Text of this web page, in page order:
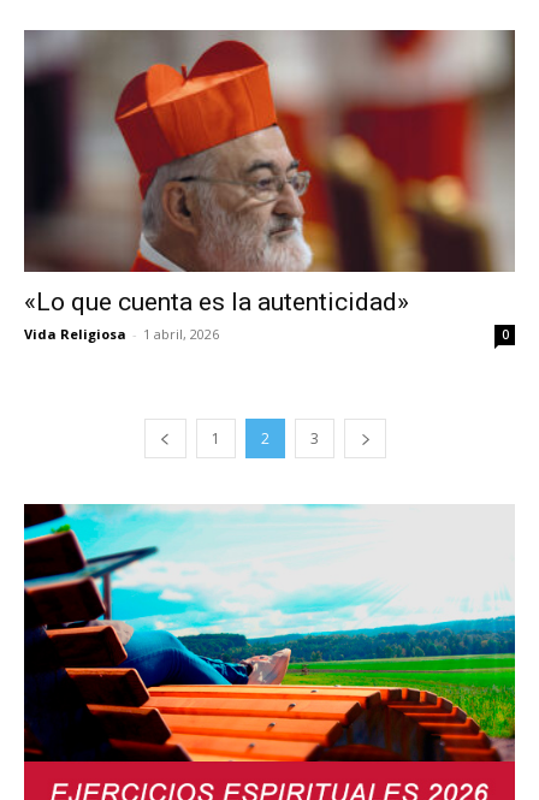
«Lo que cuenta es la autenticidad»
Vida Religiosa - 1 abril, 2026 0
1 2 3